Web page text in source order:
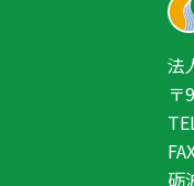
法
〒
砺